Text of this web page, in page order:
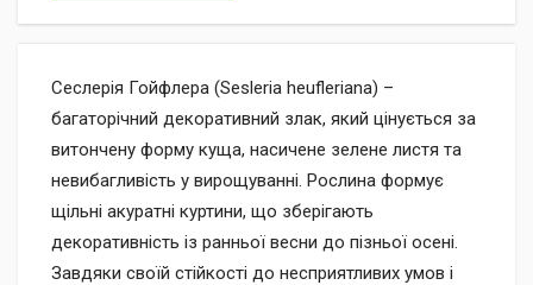
Сеслерія Гойфлера (Sesleria heufleriana) –
багаторічний декоративний злак, який цінується за
витончену форму куща, насичене зелене листя та
невибагливість у вирощуванні. Рослина формує
щільні акуратні куртини, що зберігають
декоративність із ранньої весни до пізньої осені.
Завдяки своїй стійкості до несприятливих умов і